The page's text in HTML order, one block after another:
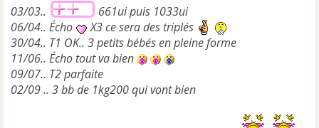
03/03..
661ui puis 1033ui
06/04.. Écho
X3 ce sera des triplés
30/04.. T1 OK.. 3 petits bébés en pleine forme
11/06.. Écho tout va bien
09/07.. T2 parfaite
02/09 .. 3 bb de 1kg200 qui vont bien